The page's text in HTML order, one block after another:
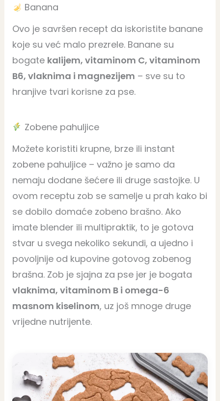
Banana
Ovo je savršen recept da iskoristite banane
koje su već malo prezrele. Banane su
bogate kalijem, vitaminom C, vitaminom
B6, vlaknima i magnezijem – sve su to
hranjive tvari korisne za pse.
Zobene pahuljice
Možete koristiti krupne, brze ili instant
zobene pahuljice – važno je samo da
nemaju dodane šećere ili druge sastojke. U
ovom receptu zob se samelje u prah kako bi
se dobilo domaće zobeno brašno. Ako
imate blender ili multipraktik, to je gotova
stvar u svega nekoliko sekundi, a ujedno i
povoljnije od kupovine gotovog zobenog
brašna. Zob je sjajna za pse jer je bogata
vlaknima, vitaminom B i omega-6
masnom kiselinom, uz još mnoge druge
vrijedne nutrijente.